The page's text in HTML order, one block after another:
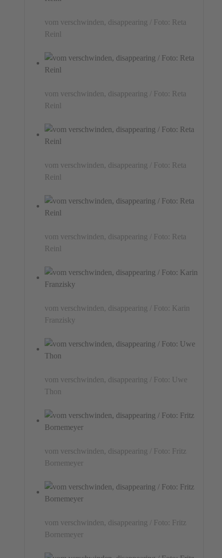
vom verschwinden, disappearing / Foto: Reta
Reinl
vom verschwinden, disappearing / Foto: Reta
Reinl
vom verschwinden, disappearing / Foto: Reta
Reinl
vom verschwinden, disappearing / Foto: Reta
Reinl
vom verschwinden, disappearing / Foto: Karin
Franzisky
vom verschwinden, disappearing / Foto: Uwe
Thon
vom verschwinden, disappearing / Foto: Fritz
Bornemeyer
vom verschwinden, disappearing / Foto: Fritz
Bornemeyer